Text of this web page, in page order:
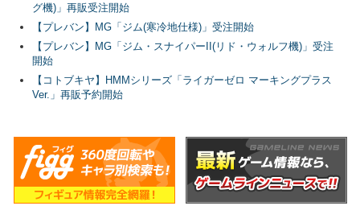
グ機)」再販受注開始
【プレバン】MG「ジム(寒冷地仕様)」受注開始
【プレバン】MG「ジム・スナイパーII(リド・ウォルフ機)」受注
開始
【コトブキヤ】HMMシリーズ「ライガーゼロ マーキングプラス
Ver.」再販予約開始